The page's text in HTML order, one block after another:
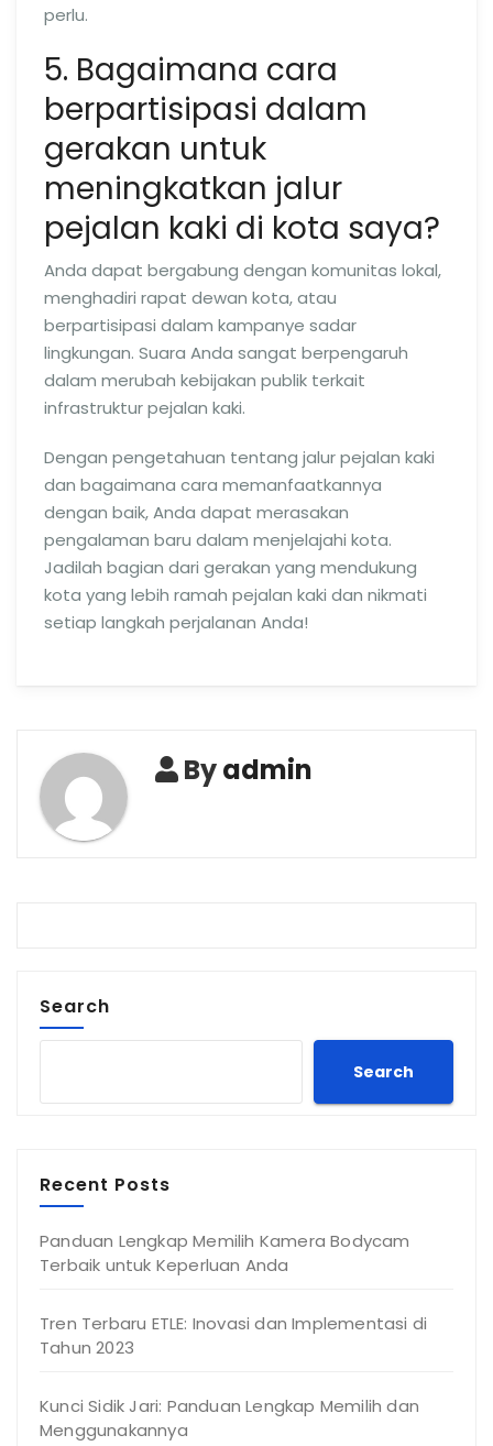
perlu.
5. Bagaimana cara
berpartisipasi dalam
gerakan untuk
meningkatkan jalur
pejalan kaki di kota saya?
Anda dapat bergabung dengan komunitas lokal,
menghadiri rapat dewan kota, atau
berpartisipasi dalam kampanye sadar
lingkungan. Suara Anda sangat berpengaruh
dalam merubah kebijakan publik terkait
infrastruktur pejalan kaki.
Dengan pengetahuan tentang jalur pejalan kaki
dan bagaimana cara memanfaatkannya
dengan baik, Anda dapat merasakan
pengalaman baru dalam menjelajahi kota.
Jadilah bagian dari gerakan yang mendukung
kota yang lebih ramah pejalan kaki dan nikmati
setiap langkah perjalanan Anda!
Byadmin
Search
Search
Recent Posts
Panduan Lengkap Memilih Kamera Bodycam
Terbaik untuk Keperluan Anda
Tren Terbaru ETLE: Inovasi dan Implementasi di
Tahun 2023
Kunci Sidik Jari: Panduan Lengkap Memilih dan
Menggunakannya